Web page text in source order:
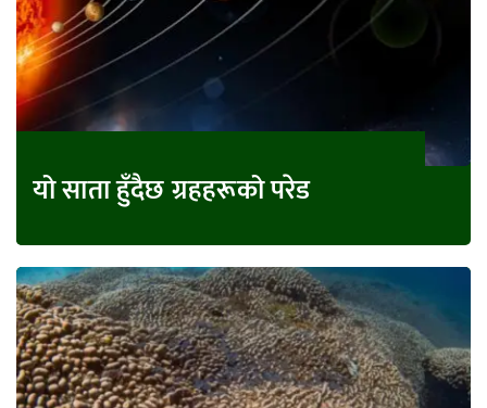
यो साता हुँदैछ ग्रहहरूको परेड